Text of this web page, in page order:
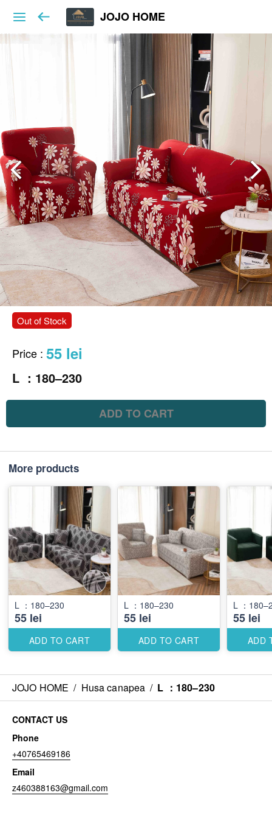
JOJO HOME
Out of Stock
Price : 55 lei
L ：180–230
ADD TO CART
More products
L ：180–230
55 lei
ADD TO CART
L ：180–230
55 lei
ADD TO CART
L ：
55 lei
ADD
JOJO HOME / Husa canapea / L ：180–230
CONTACT US
Phone
+40765469186
Email
z460388163@gmail.com